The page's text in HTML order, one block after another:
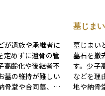
が遺族や承継者に
定めずに遺骨の管
高齢化や後継者不
墓の維持が難しい
骨堂や合同墓、樹
墓じまい
墓じまい
墓石を撤
す。少子
などを理
地や納骨